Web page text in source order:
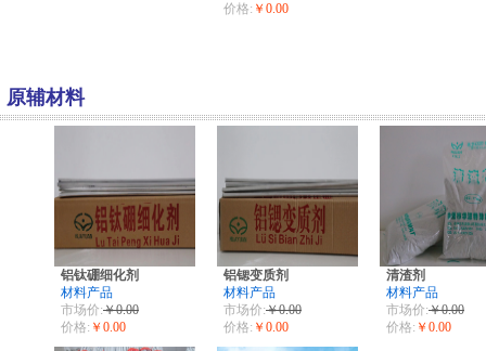
价格: ￥0.00
原辅材料
铝钛硼细化剂
材料产品
市场价:￥0.00
价格: ￥0.00
铝锶变质剂
材料产品
市场价:￥0.00
价格: ￥0.00
清渣剂
材料产品
市场价:￥0.00
价格: ￥0.00